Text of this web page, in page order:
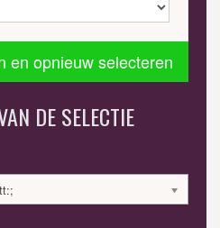
en opnieuw selecteren
DE SELECTIE